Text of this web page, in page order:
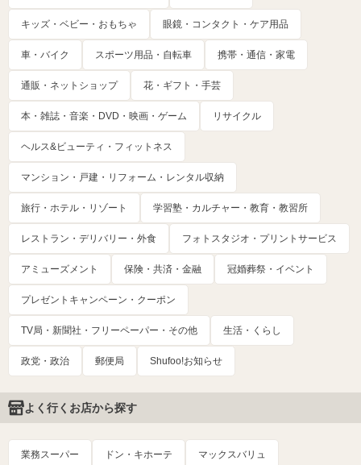
キッズ・ベビー・おもちゃ 眼鏡・コンタクト・ケア用品
車・バイク スポーツ用品・自転車 携帯・通信・家電
通販・ネットショップ 花・ギフト・手芸
本・雑誌・音楽・DVD・映画・ゲーム リサイクル
ヘルス&ビューティ・フィットネス
マンション・戸建・リフォーム・レンタル収納
旅行・ホテル・リゾート 学習塾・カルチャー・教育・教習所
レストラン・デリバリー・外食 フォトスタジオ・プリントサービス
アミューズメント 保険・共済・金融 冠婚葬祭・イベント
プレゼントキャンペーン・クーポン
TV局・新聞社・フリーペーパー・その他 生活・くらし
政党・政治 郵便局 Shufoo!お知らせ
よく行くお店から探す
業務スーパー ドン・キホーテ マックスバリュ